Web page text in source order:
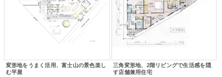
変形地をうまく活用、富士山の景色楽し
む平屋
三角変形地、2階リビングで生活感を隠
す店舗兼用住宅